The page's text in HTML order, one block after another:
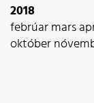
2018
febrúarmars
október